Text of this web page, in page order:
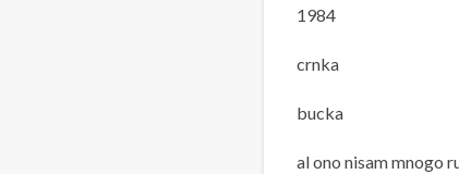
1984
crnka
bucka
al ono nisam mnogo